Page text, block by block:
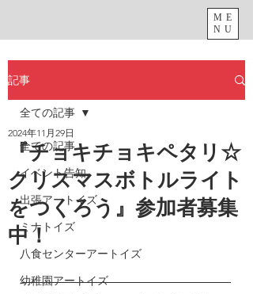
ME
NU
記事
全ての記事
イベント告知
出張アートイズ
ミナトイズ
八食センターアートイズ
幼稚園アートイズ
全ての記事
『チョキチョキペタリ☆
クリスマスボトルライト
をつくろう』参加者募集
中！
2024年11月29日